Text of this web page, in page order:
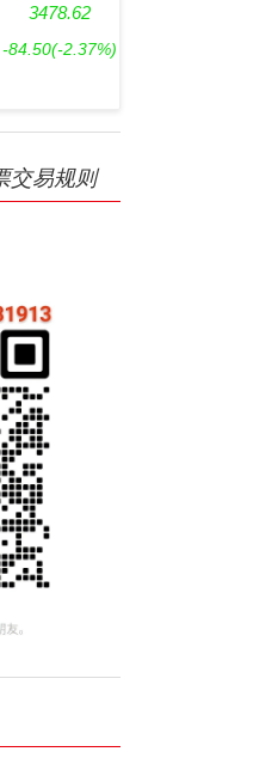
3478.62
-84.50(-2.37%)
交易规则